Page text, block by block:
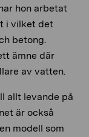
hon arbetat
i vilket det
betong.
ämne där
av vatten.
allt levande på
är också
modell som